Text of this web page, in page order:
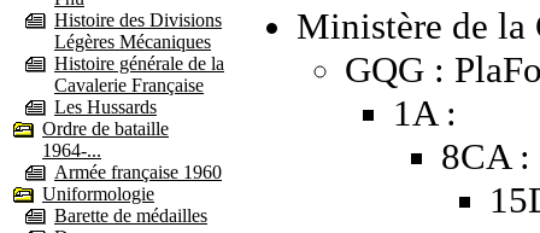
Histoire des Divisions
Légères Mécaniques
Histoire générale de la
Cavalerie Française
Les Hussards
Ordre de bataille
1964-...
Armée française 1960
Uniformologie
Barette de médailles
Ministère de la
GQG :
1A :
8CA